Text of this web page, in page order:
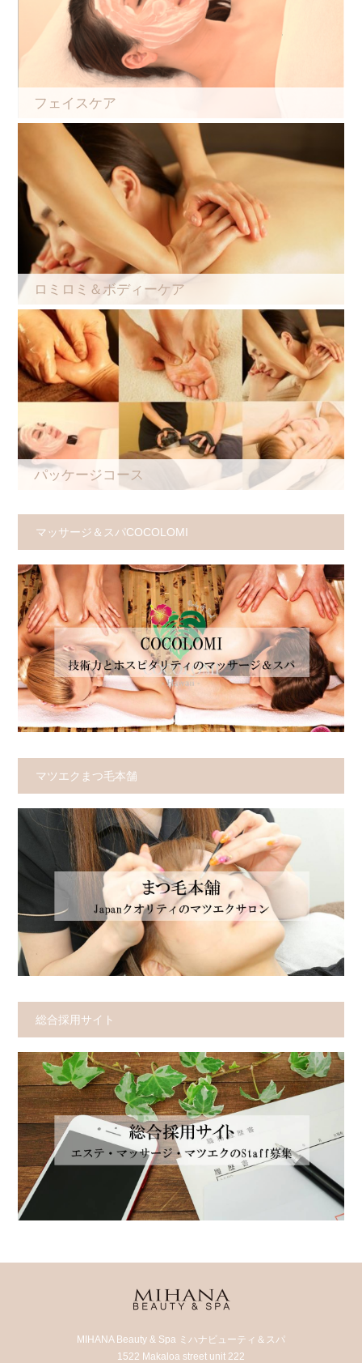
フェイスケア
ロミロミ＆ボディーケア
パッケージコース
マッサージ＆スパCOCOLOMI
マツエクまつ毛本舗
総合採用サイト
MIHANA Beauty & Spa ミハナビューティ＆スパ
1522 Makaloa street unit 222